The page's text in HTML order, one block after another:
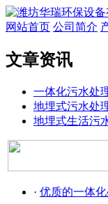
网站首页 公司简介
文章资讯
一体化污水处
地埋式污水处
地埋式生活污
· 优质的一体